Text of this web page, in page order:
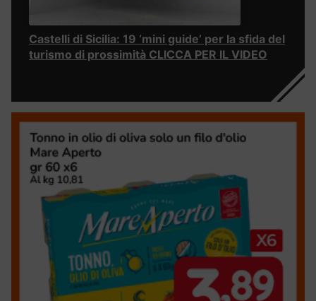
Castelli di Sicilia: 19 ‘mini guide’ per la sfida del
turismo di prossimità CLICCA PER IL VIDEO